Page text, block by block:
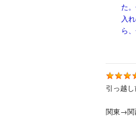
た
入
ら
引っ越
関東→関